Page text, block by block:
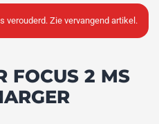
verouderd. Zie vervangend artikel.
FOCUS 2 MS